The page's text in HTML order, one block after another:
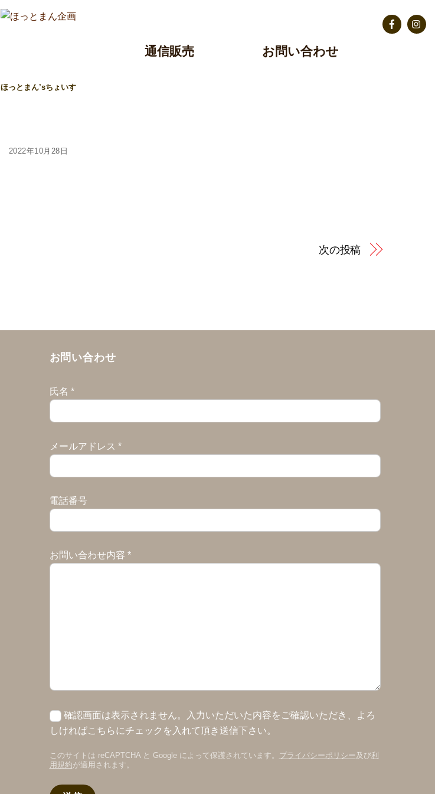
ほっとまん’sちょいす
通信販売 お問い合わせ
Facebook
2022年10月28日
次の投稿
お問い合わせ
氏名 *
メールアドレス *
電話番号
お問い合わせ内容 *
確認画面は表示されません。入力いただいた内容をご確認いただき、よろ
しければこちらにチェックを入れて頂き送信下さい。
このサイトは reCAPTCHA と Google によって保護されています。 プライバシーポリシー 及び利
用規約が適用されます。